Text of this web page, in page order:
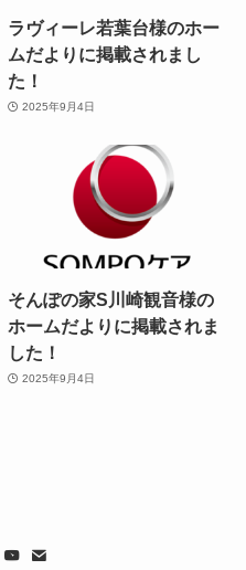
ラヴィーレ若葉台様のホー
ムだよりに掲載されまし
た！
2025年9月4日
そんぽの家S川崎観音様の
ホームだよりに掲載されま
した！
2025年9月4日